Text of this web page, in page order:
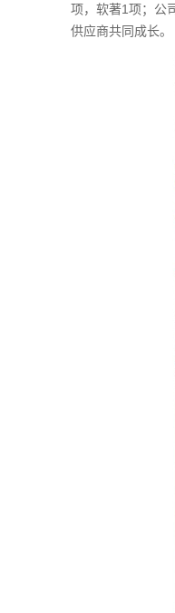
项，软著1项；公
供应商共同成长。